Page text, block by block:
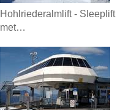
Hohlriederalmlift - Sleeplift
met…